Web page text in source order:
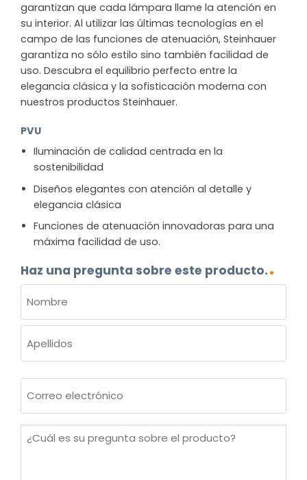
garantizan que cada lámpara llame la atención en
su interior. Al utilizar las últimas tecnologías en el
campo de las funciones de atenuación, Steinhauer
garantiza no sólo estilo sino también facilidad de
uso. Descubra el equilibrio perfecto entre la
elegancia clásica y la sofisticación moderna con
nuestros productos Steinhauer.
PVU
Iluminación de calidad centrada en la
sostenibilidad
Diseños elegantes con atención al detalle y
elegancia clásica
Funciones de atenuación innovadoras para una
máxima facilidad de uso.
Haz una pregunta sobre este producto.
(OBLIGATORIO)
Nombre
electrónico
¿Cuál